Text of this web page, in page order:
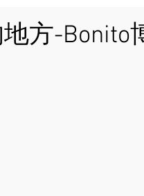
方-Bonito